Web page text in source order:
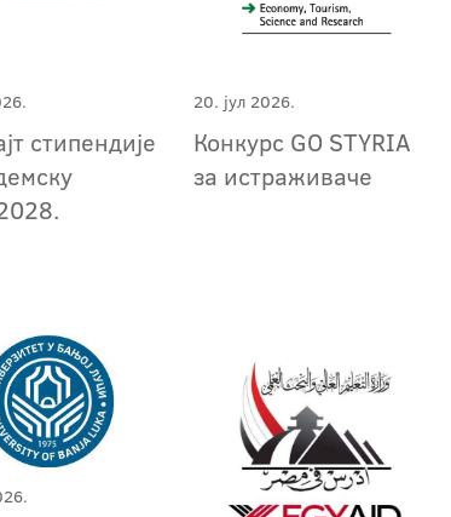
стипендије
20. јул 2026.
Конкурс GO STYRIA
за истраживаче